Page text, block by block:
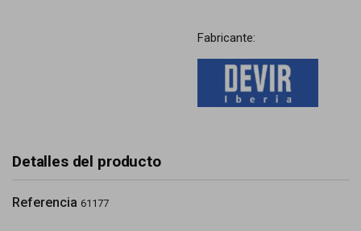
Fabricante:
Detalles del producto
Referencia 61177